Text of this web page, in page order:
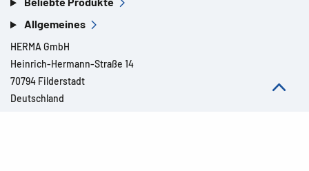
Allgemeines
HERMA GmbH
Heinrich-Hermann-Straße 14
70794 Filderstadt
Deutschland